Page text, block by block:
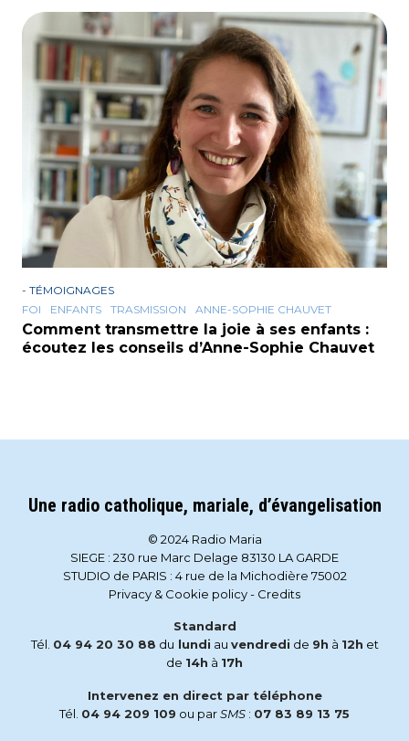
- TÉMOIGNAGES
FOI
ENFANTS TRASMISSION ANNE-SOPHIE CHAUVET
Comment transmettre la joie à ses enfants :
écoutez les conseils d’Anne-Sophie Chauvet
Une radio catholique, mariale, d’évangelisation
© 2024 Radio Maria
SIEGE : 230 rue Marc Delage 83130 LA GARDE
STUDIO de PARIS : 4 rue de la Michodière 75002
Privacy & Cookie policy- Credits
Standard
Tél. 04 94 20 30 88 du lundi au vendredi de 9h à 12h et
de 14h à 17h
Intervenez en direct par téléphone
Tél. 04 94 209 109 ou parSMS : 07 83 89 13 75